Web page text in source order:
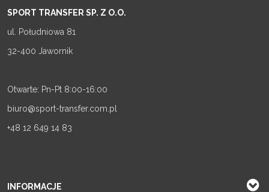
SPORT TRANSFER SP. Z O.O.
ul. Południowa 81
32-400 Jawornik
Otwarte: Pn-Pt 8:00-16:00
biuro@sport-transfer.com.pl
+48 12 649 14 83
INFORMACJE